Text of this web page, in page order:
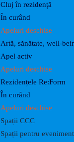
Cluj în rezidență
În curând
Apeluri deschise
Artă, sănătate, well-
Apel activ
Apeluri deschise
Rezidențele Re:Form
În curând
Apeluri deschise
Spații CCC
Spații pentru